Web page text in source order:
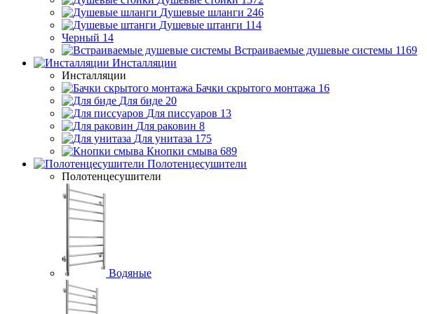
Душевые шланги 246
Душевые штанги 114
Черный 14
Встраиваемые душевые системы 1169
Инсталляции
Инсталляции
Бачки скрытого монтажа 16
Для биде 20
Для писсуаров 13
Для раковин 8
Для унитаза 175
Кнопки смыва 689
Полотенцесушители
Полотенцесушители
Водяные